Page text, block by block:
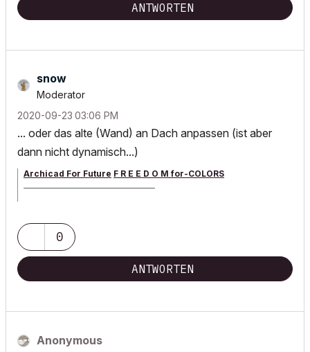
ANTWORTEN
snow
Moderator
‎2020-09-23 03:06 PM
... oder das alte (Wand) an Dach anpassen (ist aber
dann nicht dynamisch...)
Archicad For Future F R E E D O M for-COLORS
0
ANTWORTEN
Anonymous